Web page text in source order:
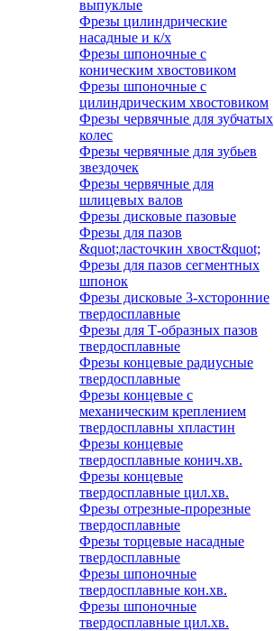
выпуклые
Фрезы цилиндрические
насадные и к/х
Фрезы шпоночные с
коническим хвостовиком
Фрезы шпоночные с
цилиндрическим хвостовиком
Фрезы червячные для зубчатых
колес
Фрезы червячные для зубьев
звездочек
Фрезы червячные для
шлицевых валов
Фрезы дисковые пазовые
Фрезы для пазов
&quot;ласточкин хвост&quot;
Фрезы для пазов сегментных
шпонок
Фрезы дисковые 3-хсторонние
твердосплавные
Фрезы для Т-образных пазов
твердосплавные
Фрезы концевые радиусные
твердосплавные
Фрезы концевые с
механическим креплением
твердосплавны хпластин
Фрезы концевые
твердосплавные конич.хв.
Фрезы концевые
твердосплавные цил.хв.
Фрезы отрезные-прорезные
твердосплавные
Фрезы торцевые насадные
твердосплавные
Фрезы шпоночные
твердосплавные кон.хв.
Фрезы шпоночные
твердосплавные цил.хв.